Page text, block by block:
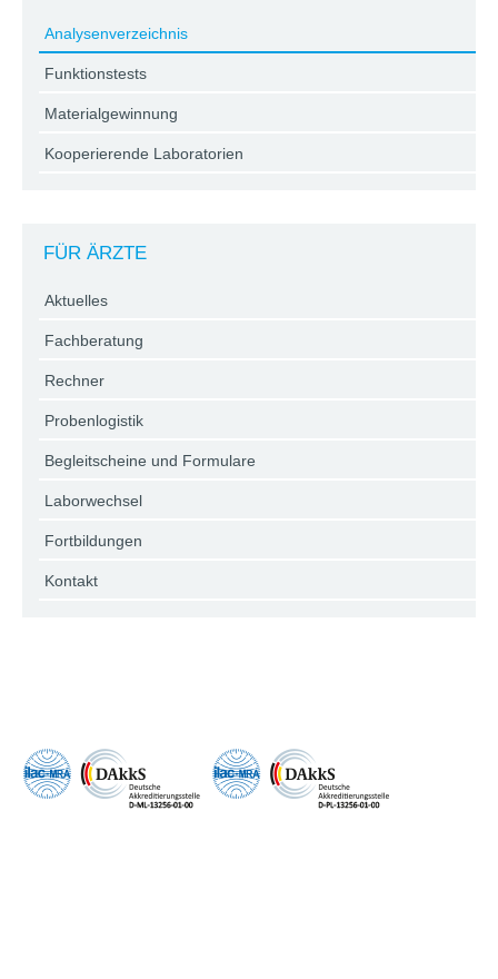
Analysenverzeichnis
Funktionstests
Materialgewinnung
Kooperierende Laboratorien
FÜR ÄRZTE
Aktuelles
Fachberatung
Rechner
Probenlogistik
Begleitscheine und Formulare
Laborwechsel
Fortbildungen
Kontakt